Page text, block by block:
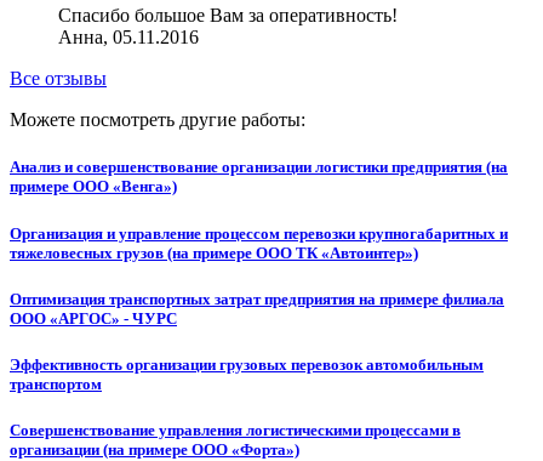
Спасибо большое Вам за оперативность!
Анна, 05.11.2016
Все отзывы
Можете посмотреть другие работы:
Анализ и совершенствование организации логистики предприятия (на
примере ООО «Венга»)
Организация и управление процессом перевозки крупногабаритных и
тяжеловесных грузов (на примере ООО ТК «Автоинтер»)
Оптимизация транспортных затрат предприятия на примере филиала
ООО «АРГОС» - ЧУРС
Эффективность организации грузовых перевозок автомобильным
транспортом
Совершенствование управления логистическими процессами в
организации (на примере ООО «Форта»)